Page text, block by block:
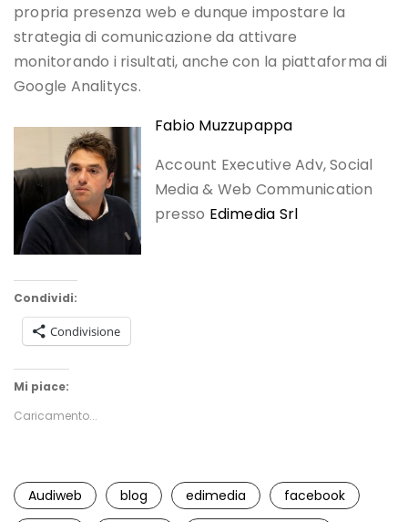
propria presenza web e dunque impostare la
strategia di comunicazione da attivare
monitorando i risultati, anche con la piattaforma di
Google Analitycs.
Fabio Muzzupappa
Account Executive Adv, Social
Media & Web Communication
presso Edimedia Srl
Condividi:
Condivisione
Mi piace:
Caricamento...
Audiweb blog edimedia
facebook